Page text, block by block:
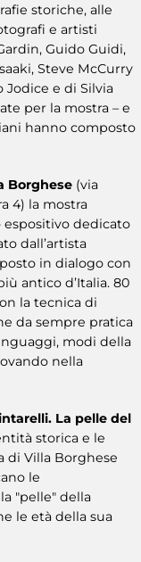
storiche, alle
e artisti
Guido Guidi,
Steve McCurry
e di Silvia
per la mostra – e
hanno composto
Borghese (via
4) la mostra
dedicato
dall’artista
in dialogo con
antico d’Italia. 80
la tecnica di
da sempre pratica
modi della
nella
La pelle del
storica e le
di Villa Borghese
le
"pelle" della
le età della sua